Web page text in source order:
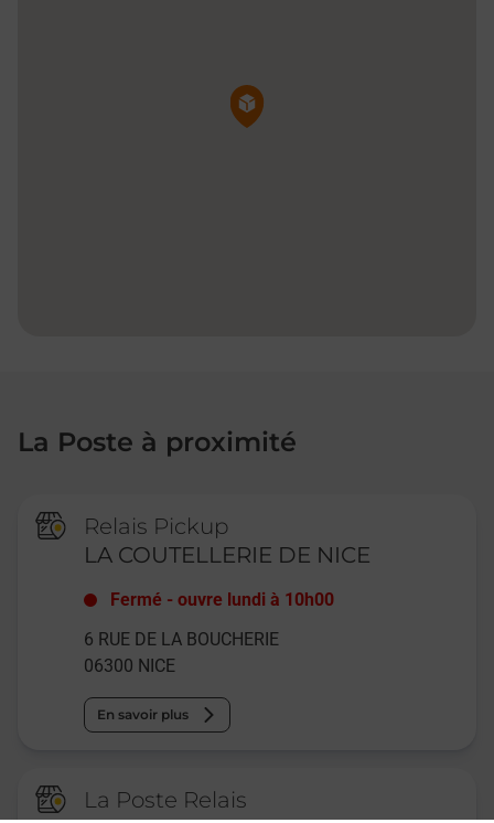
Pin de la carte
La Poste à proximité
Relais Pickup
LA COUTELLERIE DE NICE
Fermé -ouvre lundi à 10h00
6 RUE DE LA BOUCHERIE
06300 NICE
En savoir plus
La Poste Relais